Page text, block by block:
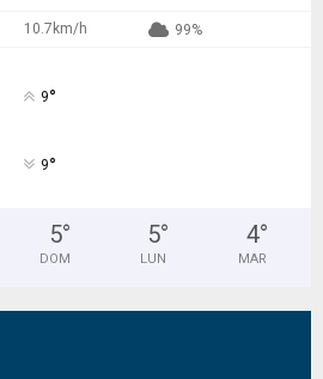
10.7km/h 99%
9°
9°
5°
DOM
5°
LUN
4°
MAR